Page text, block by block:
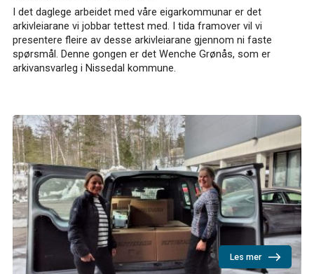
I det daglege arbeidet med våre eigarkommunar er det
arkivleiarane vi jobbar tettest med. I tida framover vil vi
presentere fleire av desse arkivleiarane gjennom ni faste
spørsmål. Denne gongen er det Wenche Grønås, som er
arkivansvarleg i Nissedal kommune.
Les mer